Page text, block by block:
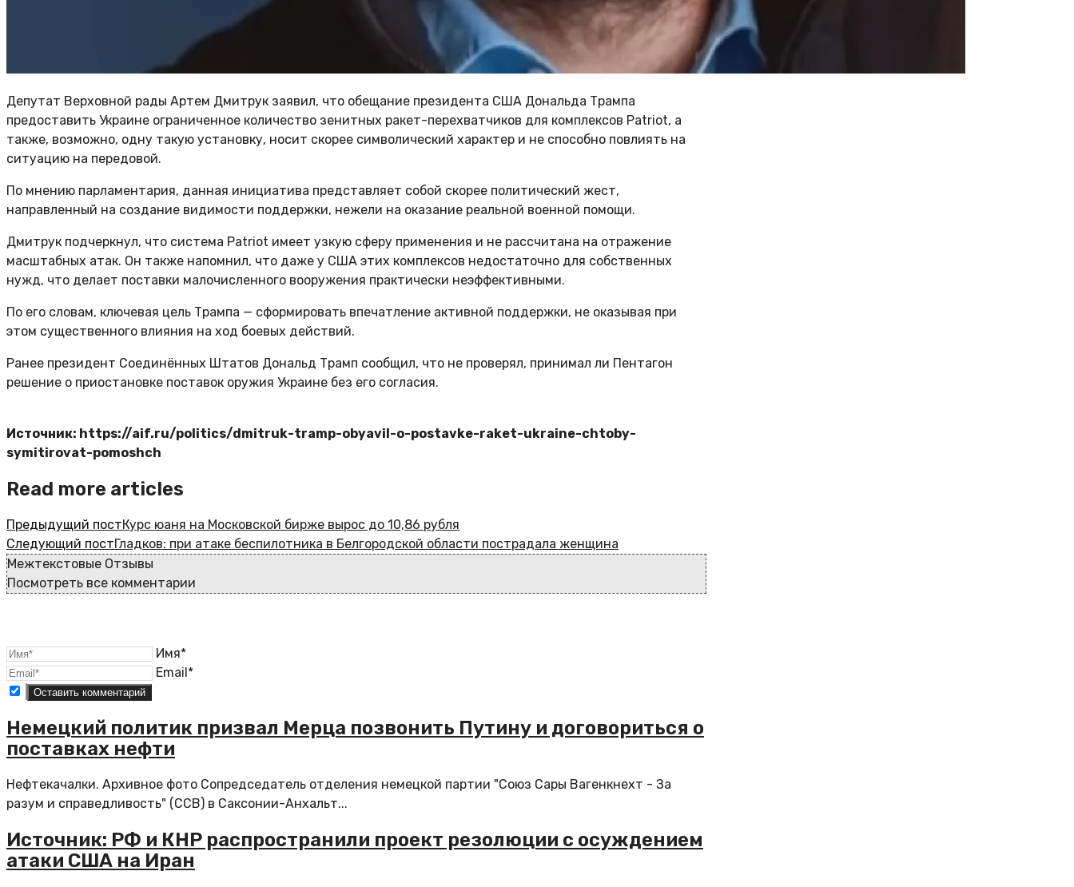
Депутат Верховной рады Артем Дмитрук заявил, что обещание президента США Дональда Трампа
предоставить Украине ограниченное количество зенитных ракет-перехватчиков для комплексов Patriot, а
также, возможно, одну такую установку, носит скорее символический характер и не способно повлиять на
ситуацию на передовой.
По мнению парламентария, данная инициатива представляет собой скорее политический жест,
направленный на создание видимости поддержки, нежели на оказание реальной военной помощи.
Дмитрук подчеркнул, что система Patriot имеет узкую сферу применения и не рассчитана на отражение
масштабных атак. Он также напомнил, что даже у США этих комплексов недостаточно для собственных
нужд, что делает поставки малочисленного вооружения практически неэффективными.
По его словам, ключевая цель Трампа — сформировать впечатление активной поддержки, не оказывая при
этом существенного влияния на ход боевых действий.
Ранее президент Соединённых Штатов Дональд Трамп сообщил, что не проверял, принимал ли Пентагон
решение о приостановке поставок оружия Украине без его согласия.
Источник: https://aif.ru/politics/dmitruk-tramp-obyavil-o-postavke-raket-ukraine-chtoby-
symitirovat-pomoshch
Read more articles
Предыдущий постКурс юаня на Московской бирже вырос до 10,86 рубля
Следующий постГладков: при атаке беспилотника в Белгородской области пострадала женщина
Межтекстовые Отзывы
Посмотреть все комментарии
Имя*
Email*
Немецкий политик призвал Мерца позвонить Путину и договориться о
поставках нефти
Нефтекачалки. Архивное фото Сопредседатель отделения немецкой партии "Союз Сары Вагенкнехт - За
разум и справедливость" (ССВ) в Саксонии-Анхальт...
Источник: РФ и КНР распространили проект резолюции с осуждением
атаки США на Иран